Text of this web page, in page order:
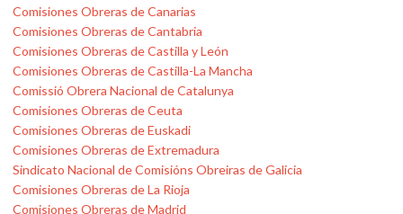
Comisiones Obreras de Canarias
Comisiones Obreras de Cantabria
Comisiones Obreras de Castilla y León
Comisiones Obreras de Castilla-La Mancha
Comissió Obrera Nacional de Catalunya
Comisiones Obreras de Ceuta
Comisiones Obreras de Euskadi
Comisiones Obreras de Extremadura
Sindicato Nacional de Comisións Obreiras de Galicia
Comisiones Obreras de La Rioja
Comisiones Obreras de Madrid